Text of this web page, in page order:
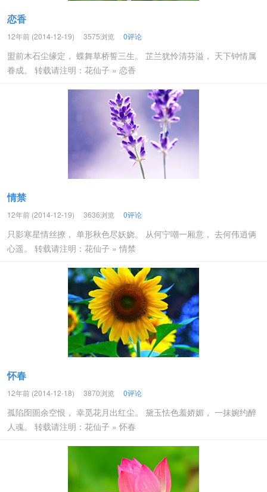
恋香
12年前 (2014-12-19) 3575浏览 0评论
盟前木石尘缘定， 蝶舞草桥誓三生。 芷兰犹怜清芬溢， 天下钟情属
眷成。 转载请注明：花仙子 » 恋香
情禁
12年前 (2014-12-19) 3636浏览 0评论
只影寒星情丝撩， 单形秋色尽妖娆。 从何宁嘲一厢意， 去何伟逍俩
心遥。 转载请注明：花仙子 » 情禁
怀春
12年前 (2014-12-18) 3870浏览 0评论
孤陷囹圄余空恨， 幸觅花月出红尘。 黛玉怯色羞娇媚， 一抹婉约醉
人魂。 转载请注明：花仙子 » 怀春